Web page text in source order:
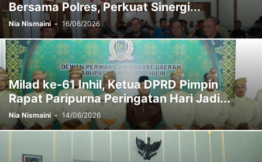
Bersama Polres, Perkuat Sinergi...
Nia Nismaini - 16/06/2026
Milad ke-61 Inhil, Ketua DPRD Pimpin
Rapat Paripurna Peringatan Hari Jadi...
Nia Nismaini - 14/06/2026